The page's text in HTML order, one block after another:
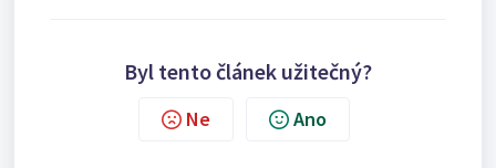
Byl tento článek užitečný?
Ne Ano